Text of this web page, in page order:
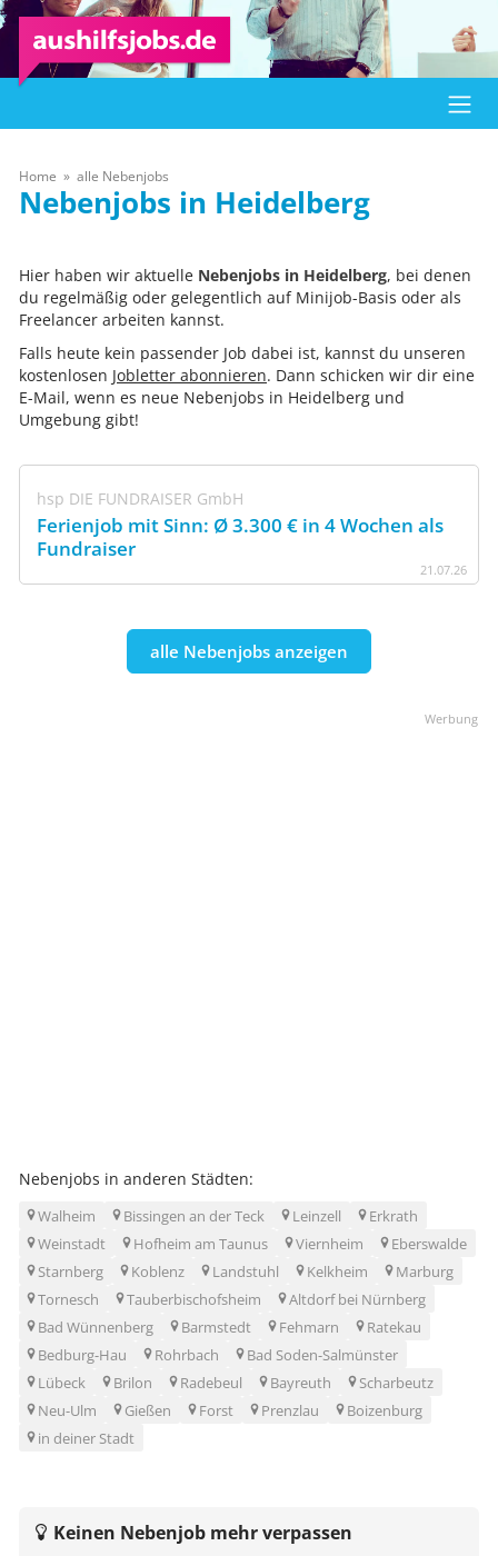
Home alle Nebenjobs
Heidelberg
Hier haben wir aktuelle Nebenjobs in Heidelberg, bei denen
du regelmäßig oder gelegentlich auf Minijob-Basis oder als
Freelancer arbeiten kannst.
Falls heute kein passender Job dabei ist, kannst du unseren
kostenlosen Jobletter abonnieren. Dann schicken wir dir eine
E-Mail, wenn es neue Nebenjobs in Heidelberg und
Umgebung gibt!
hsp DIE FUNDRAISER GmbH
Ferienjob mit Sinn: Ø 3.300 € in 4 Wochen als
Fundraiser
21 .07.26
alle Nebenjobs anzeigen
Nebenjobs in anderen Städten:
Walheim Bissingen an der Teck Leinzell
Erkrath
Weinstadt
Hofheim am Taunus Viernheim
Eberswalde
Starnberg
Koblenz Landstuhl Kelkheim
Marburg
Tornesch
Tauberbischofsheim
Altdorf bei Nürnberg
Bad Wünnenberg
Barmstedt Fehmarn
Ratekau
Bedburg-Hau
Rohrbach
Bad Soden-Salmünster
Lübeck
Brilon Radebeul Bayreuth
Scharbeutz
Neu-Ulm
Gießen Forst Prenzlau
Boizenburg
in deiner Stadt
Keinen Nebenjob mehr verpassen